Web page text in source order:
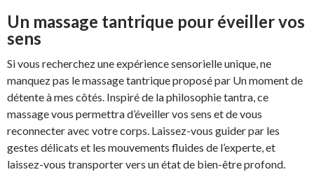
Un massage tantrique pour éveiller vos
sens
Si vous recherchez une expérience sensorielle unique, ne
manquez pas le massage tantrique proposé par Un moment de
détente à mes côtés. Inspiré de la philosophie tantra, ce
massage vous permettra d’éveiller vos sens et de vous
reconnecter avec votre corps. Laissez-vous guider par les
gestes délicats et les mouvements fluides de l’experte, et
laissez-vous transporter vers un état de bien-être profond.